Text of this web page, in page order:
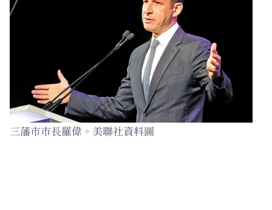
三藩市市長羅偉。美聯社資料圖